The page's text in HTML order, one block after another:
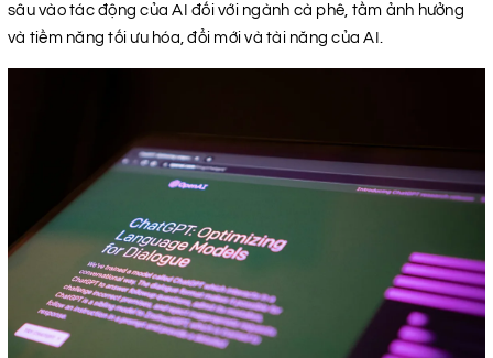
sâu vào tác động của AI đối với ngành cà phê, tầm ảnh hưởng
và tiềm năng tối ưu hóa, đổi mới và tài năng của AI.